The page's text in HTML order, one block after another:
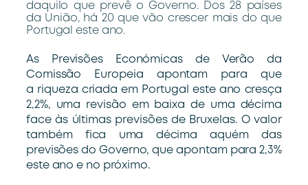
daquilo que prevê o Governo. Dos 28 países
da União, há 20 que vão crescer mais do que
Portugal este ano.
As Previsões Económicas de Verão da
Comissão Europeia apontam para que
a riqueza criada em Portugal este ano cresça
2,2%, uma revisão em baixa de uma décima
face às últimas previsões de Bruxelas. O valor
também fica uma décima aquém das
previsões do Governo, que apontam para 2,3%
este ano e no próximo.